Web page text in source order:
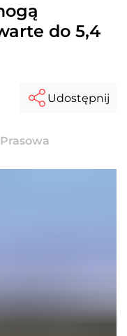
do 5,4
Udostępnij